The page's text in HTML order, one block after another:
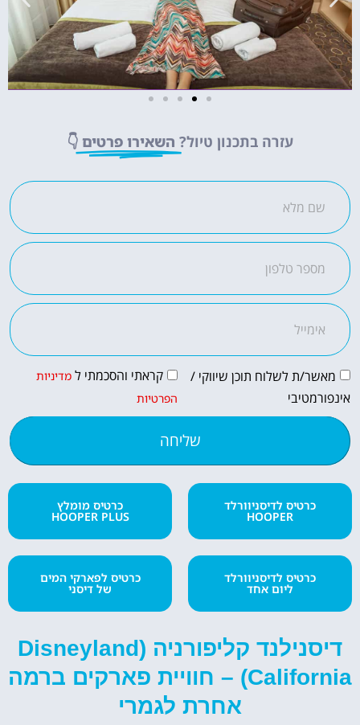
מציאת מלון
עזרה בתכנון טיול? השאירו פרטים 👇
מאשר/ת לשלוח תוכן שיווקי /
אינפורמטיבי
קראתי והסכמתי ל מדיניות
הפרטיות
שליחה
כרטיס לדיסניוורלד
HOOPER
כרטיס מומלץ
HOOPER PLUS
כרטיס לדיסניוורלד
ליום אחד
כרטיס לפארקי המים
של דיסני
דיסנילנד קליפורניה (Disneyland
California) – חוויית פארקים ברמה
אחרת לגמרי